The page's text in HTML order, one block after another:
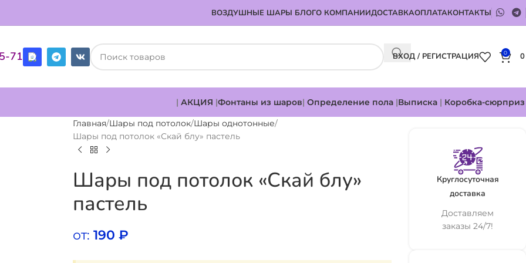
ВОЗДУШНЫЕ ШАРЫ БЛОГО КОМПАНИИДОСТАВКАОПЛАТАКОНТАКТЫ
71 ВХОД / РЕГИСТРАЦИЯ 0
| АКЦИЯ |Фонтаны из шаров| Определение пола |Выписка | Коробка-сюрприз
Главная Шары под потолок Шары однотонные
Шары под потолок «Скай блу» пастель
Шары под потолок «Скай блу»
пастель
от:190₽
Круглосуточная
доставка
Доставляем
заказы 24/7!